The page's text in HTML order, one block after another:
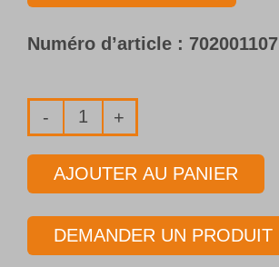
Numéro d’article : 702001107
quantité
de
Foret
lèvre
AJOUTER AU PANIER
DEMANDER UN PRODUIT